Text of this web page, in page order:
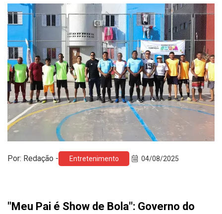
Por: Redação - Entretenimento 04/08/2025
"Meu Pai é Show de Bola": Governo do